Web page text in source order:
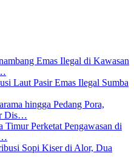
Emas Ilegal di Kawasan
Laut Pasir Emas Ilegal Sumba
hingga Pedang Pora,
Dis…
Timur Perketat Pengawasan di
Sopi Kiser di Alor, Dua